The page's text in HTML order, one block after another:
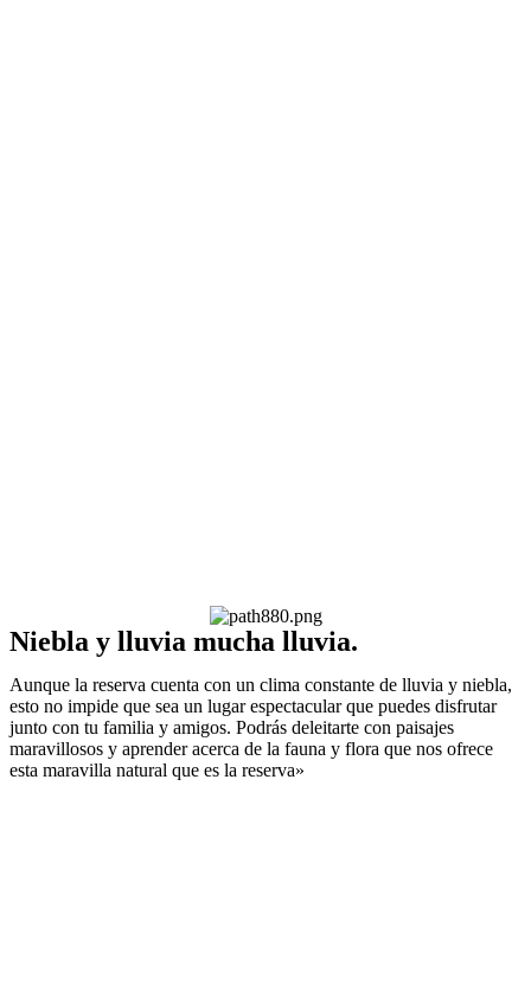
Niebla y lluvia mucha lluvia.
Aunque la reserva cuenta con un clima constante de lluvia y niebla,
esto no impide que sea un lugar espectacular que puedes disfrutar
junto con tu familia y amigos. Podrás deleitarte con paisajes
maravillosos y aprender acerca de la fauna y flora que nos ofrece
esta maravilla natural que es la reserva»